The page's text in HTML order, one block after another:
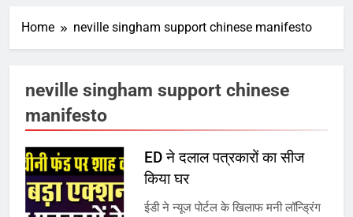
Home neville singham support chinese manifesto
neville singham support chinese
manifesto
ED ने दलाल पत्रकारों का सीज
किया घर
ईडी ने न्यूज पोर्टल के खिलाफ मनी लॉन्ड्रिंग
उत्तर प्रदेश में गांवों में बढ़ेंगी सुविधाएं: 67%
7
गाजा युद्धविराम को लेकर बड़ी खबरें